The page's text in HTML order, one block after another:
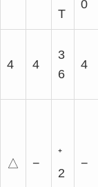
T
0
4 4
3
6
4
△ −
⁺
2
−